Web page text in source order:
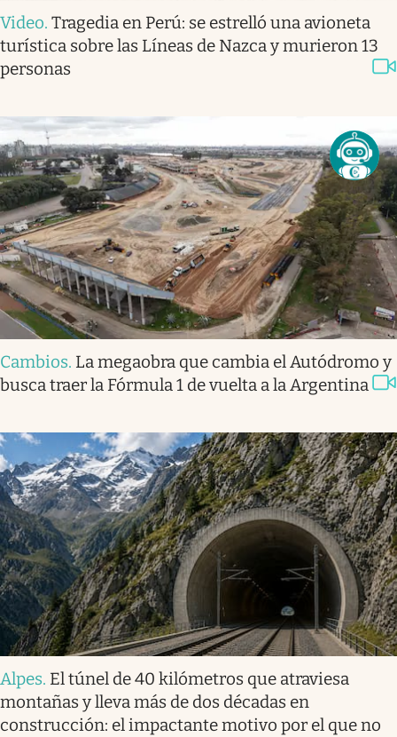
Video. Tragedia en Perú: se estrelló una avioneta
turística sobre las Líneas de Nazca y murieron 13
personas
Cambios. La megaobra que cambia el Autódromo y
busca traer la Fórmula 1 de vuelta a la Argentina
Alpes. El túnel de 40 kilómetros que atraviesa
montañas y lleva más de dos décadas en
construcción: el impactante motivo por el que no